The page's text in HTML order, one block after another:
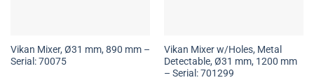
Vikan Mixer, Ø31 mm, 890 mm –
Serial: 70075
Vikan Mixer w/Holes, Metal
Detectable, Ø31 mm, 1200 mm
– Serial: 701299